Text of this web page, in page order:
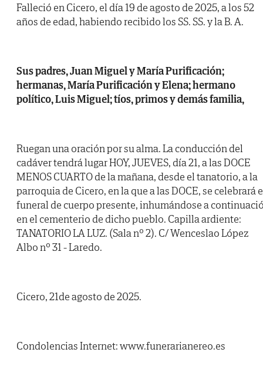
Falleció en Cicero, el día 19 de agosto de 2025, a los 52
años de edad, habiendo recibido los SS. SS. y la B. A.
Sus padres, Juan Miguel y María Purificación;
hermanas, María Purificación y Elena; hermano
político, Luis Miguel; tíos, primos y demás familia,
Ruegan una oración por su alma. La conducción del
cadáver tendrá lugar HOY, JUEVES, día 21, a las DOCE
MENOS CUARTO de la mañana, desde el tanatorio, a la
parroquia de Cicero, en la que a las DOCE, se celebrará
funeral de cuerpo presente, inhumándose a
en el cementerio de dicho pueblo. Capilla ardiente:
TANATORIO LA LUZ. (Sala nº 2). C/ Wenceslao López
Albo nº 31 - Laredo.
Cicero, 21de agosto de 2025.
Condolencias Internet: www.funerarianereo.es